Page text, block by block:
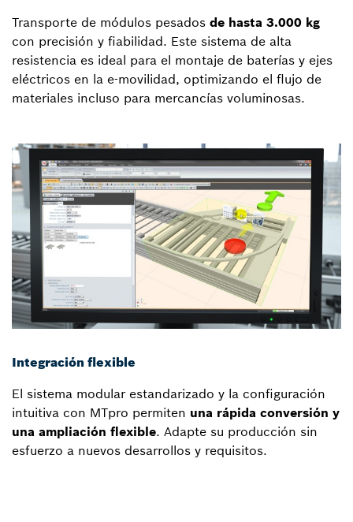
Transporte de módulos pesados de hasta 3.000 kg
con precisión y fiabilidad. Este sistema de alta
resistencia es ideal para el montaje de baterías y ejes
eléctricos en la e-movilidad, optimizando el flujo de
materiales incluso para mercancías voluminosas.
Integración flexible
El sistema modular estandarizado y la configuración
intuitiva con MTpro permiten una rápida conversión y
una ampliación flexible. Adapte su producción sin
esfuerzo a nuevos desarrollos y requisitos.